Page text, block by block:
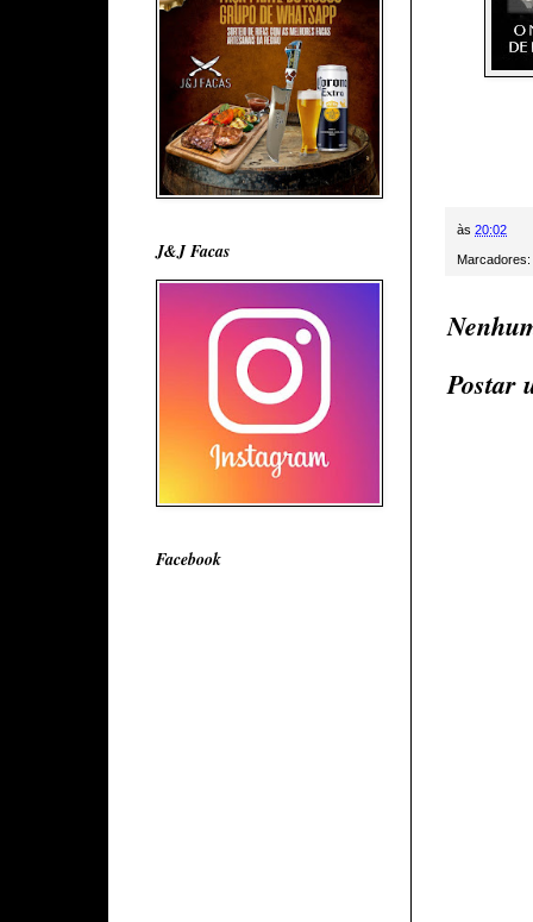
às 20:02
Marcadores:
Postar
J&J Facas
Facebook